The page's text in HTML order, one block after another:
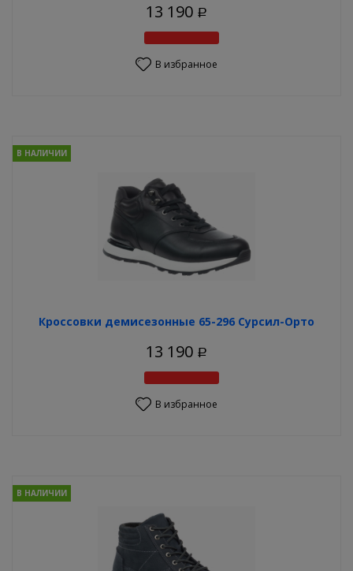
13 190 Р
В избранное
Кроссовки демисезонные 65-296 Сурсил-Орто
В НАЛИЧИИ
13 190 Р
В избранное
В НАЛИЧИИ